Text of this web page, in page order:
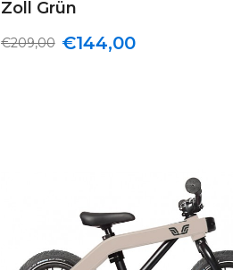
Zoll Grün
€144,00
€209,00